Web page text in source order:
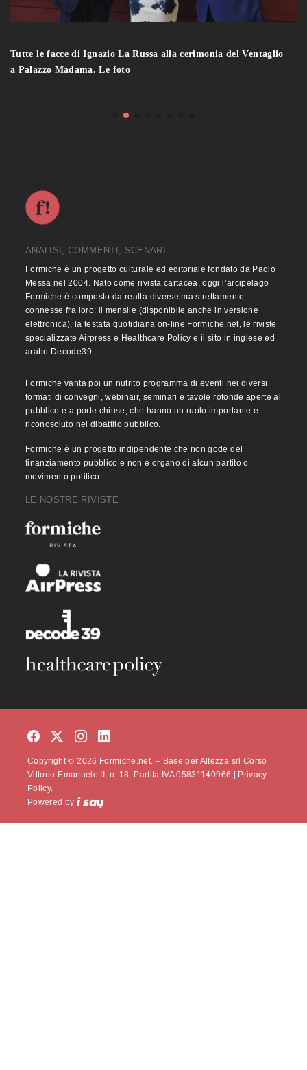
Tutte le facce di Ignazio La Russa alla cerimonia del Ventaglio
a Palazzo Madama. Le foto
ANALISI, COMMENTI, SCENARI
Formiche è un progetto culturale ed editoriale fondato da Paolo
Messa nel 2004. Nato come rivista cartacea, oggi l’arcipelago
Formiche è composto da realtà diverse ma strettamente
connesse fra loro: il mensile (disponibile anche in versione
elettronica), la testata quotidiana on-line Formiche.net, le riviste
specializzate Airpress e Healthcare Policy e il sito in inglese ed
arabo Decode39.
Formiche vanta poi un nutrito programma di eventi nei diversi
formati di convegni, webinair, seminari e tavole rotonde aperte al
pubblico e a porte chiuse, che hanno un ruolo importante e
riconosciuto nel dibattito pubblico.
Formiche è un progetto indipendente che non gode del
finanziamento pubblico e non è organo di alcun partito o
movimento politico.
LE NOSTRE RIVISTE
Copyright © 2026 Formiche.net. – Base per Altezza srl Corso
Vittorio Emanuele II, n. 18, Partita IVA 05831140966 |
Privacy
Policy.
Powered by